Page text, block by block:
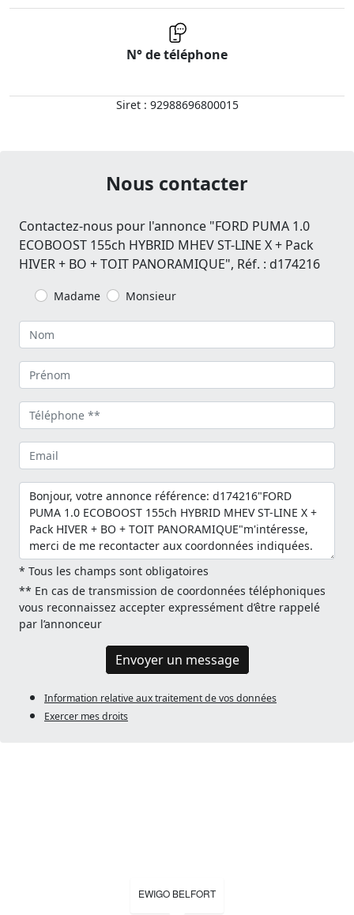
N° de téléphone
Siret : 92988696800015
Nous contacter
Contactez-nous pour l'annonce "FORD PUMA 1.0
ECOBOOST 155ch HYBRID MHEV ST-LINE X + Pack
HIVER + BO + TOIT PANORAMIQUE", Réf. : d174216
Madame Monsieur
* Tous les champs sont obligatoires
** En cas de transmission de coordonnées téléphoniques
vous reconnaissez accepter expressément d’être rappelé
par l’annonceur
Envoyer un message
Information relative aux traitement de vos données
Exercer mes droits
EWIGO BELFORT